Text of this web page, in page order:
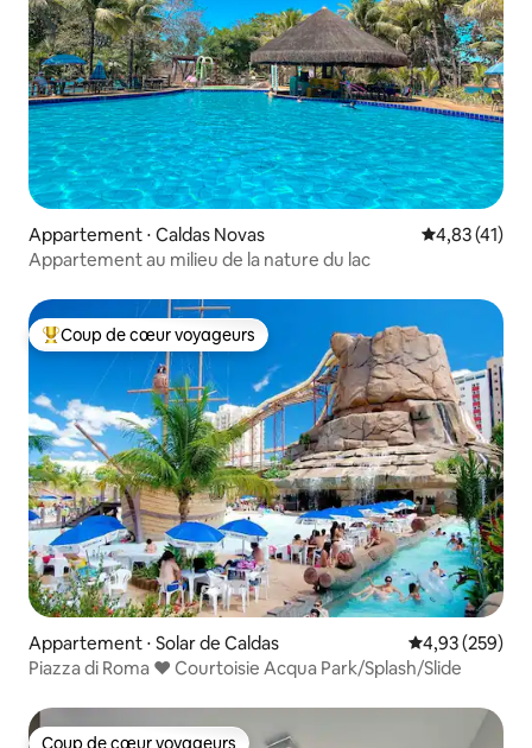
Appartement ⋅ Caldas Novas Évaluation
4,83 (41)
Appartement au milieu de la nature du lac
Coups de cœur voyageurs les plus appréciés
Coup de cœur voyageurs
Appartement ⋅ Solar de Caldas Évaluation
4,93 (259)
Piazza di Roma ♥ Courtoisie Acqua Park/Splash/Slide
Coup de cœur voyageurs